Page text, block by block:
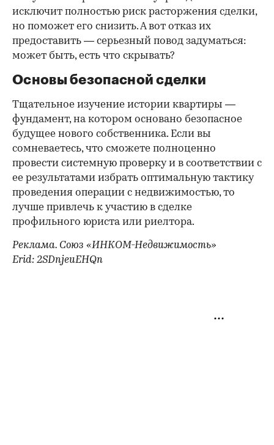
исключит полностью риск расторжения сделки,
но поможет его снизить. А вот отказ их
предоставить — серьезный повод задуматься:
может быть, есть что скрывать?
Основы безопасной сделки
Тщательное изучение истории квартиры —
фундамент, на котором основано безопасное
будущее нового собственника. Если вы
сомневаетесь, что сможете полноценно
провести системную проверку и в соответствии с
ее результатами избрать оптимальную тактику
проведения операции с недвижимостью, то
лучше привлечь к участию в сделке
профильного юриста или риелтора.
Реклама. Союз «ИНКОМ-Недвижимость»
Erid: 2SDnjeuEHQn